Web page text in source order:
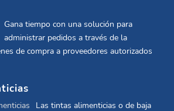
Gana tiempo con una solución para
administrar pedidos a través de la
de compra a proveedores autorizados
Las tintas alimenticias o de baja